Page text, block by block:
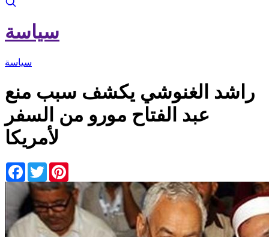
سياسة
سياسة
راشد الغنوشي يكشف سبب منع
عبد الفتاح مورو من السفر
لأمريكا
Facebook
Twitter